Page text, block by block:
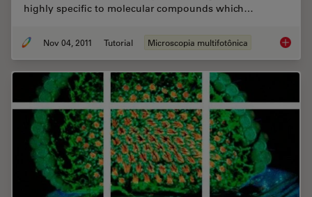
highly specific to molecular compounds which…
Nov 04, 2011 Tutorial Microscopia multifotônica An